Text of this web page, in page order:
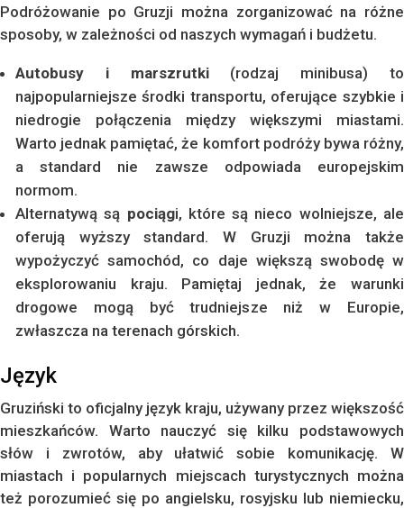
Podróżowanie po Gruzji można zorganizować na różne
sposoby, w zależności od naszych wymagań i budżetu.
Autobusy i marszrutki(rodzaj minibusa) to
najpopularniejsze środki transportu, oferujące szybkie i
niedrogie połączenia między większymi miastami.
Warto jednak pamiętać, że komfort podróży bywa różny,
a standard nie zawsze odpowiada europejskim
normom.
Alternatywą są pociągi, które są nieco wolniejsze, ale
oferują wyższy standard. W Gruzji można także
wypożyczyć samochód, co daje większą swobodę w
eksplorowaniu kraju. Pamiętaj jednak, że warunki
drogowe mogą być trudniejsze niż w Europie,
zwłaszcza na terenach górskich.
Język
Gruziński to oficjalny język kraju, używany przez większość
mieszkańców. Warto nauczyć się kilku podstawowych
słów i zwrotów, aby ułatwić sobie komunikację. W
miastach i popularnych miejscach turystycznych można
też porozumieć się po angielsku, rosyjsku lub niemiecku,